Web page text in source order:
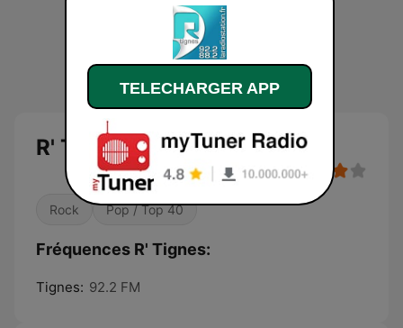
R' Tignes
Rock Pop / Top 40
Fréquences R' Tignes:
Tignes: 92.2 FM
TELECHARGER APP